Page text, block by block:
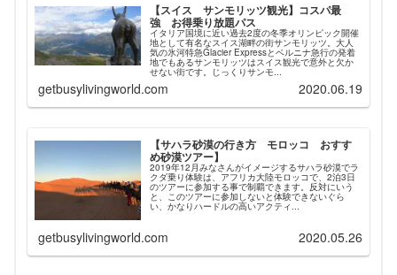
【スイス サンモリッツ観光】コスパ最
強 お得乗り放題パス
イタリア国境に近い過去2度の冬季オリンピック開催
地として有名なスイス湖畔の街サンモリッツ。大人
気の氷河特急Glacier Expressとベルニナ急行の発着
地でもあるサンモリッツはスイス観光で意外と欠か
せない街です。じっくりサンモ...
getbusylivingworld.com 2020.06.19
【サハラ砂漠の行き方 モロッコ おすす
め砂漠ツアー】
2019年12月みなさんがイメージするサハラ砂漠でラ
クダ乗り体験は、アフリカ大陸モロッコで、2泊3日
のツアーに参加する事で制覇できます。反対にいう
と、このツアーに参加しないと体験できないぐら
い、かなりハードルの高いアクティ...
getbusylivingworld.com 2020.05.26